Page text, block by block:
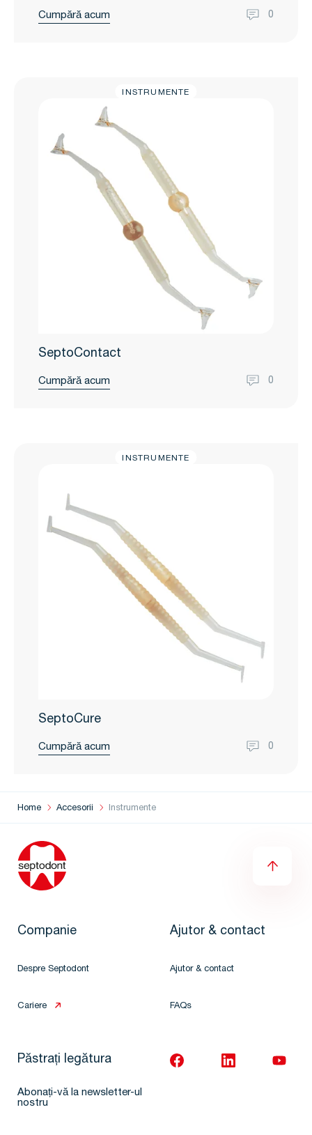
0
Cumpără acum
INSTRUMENTE
SeptoContact
0
Cumpără acum
INSTRUMENTE
SeptoCure
0
Cumpără acum
Home Accesorii Instrumente
Companie
Despre Septodont
Cariere
Ajutor & contact
Ajutor & contact
FAQs
Păstrați legătura
Abonați-vă la newsletter-ul
nostru